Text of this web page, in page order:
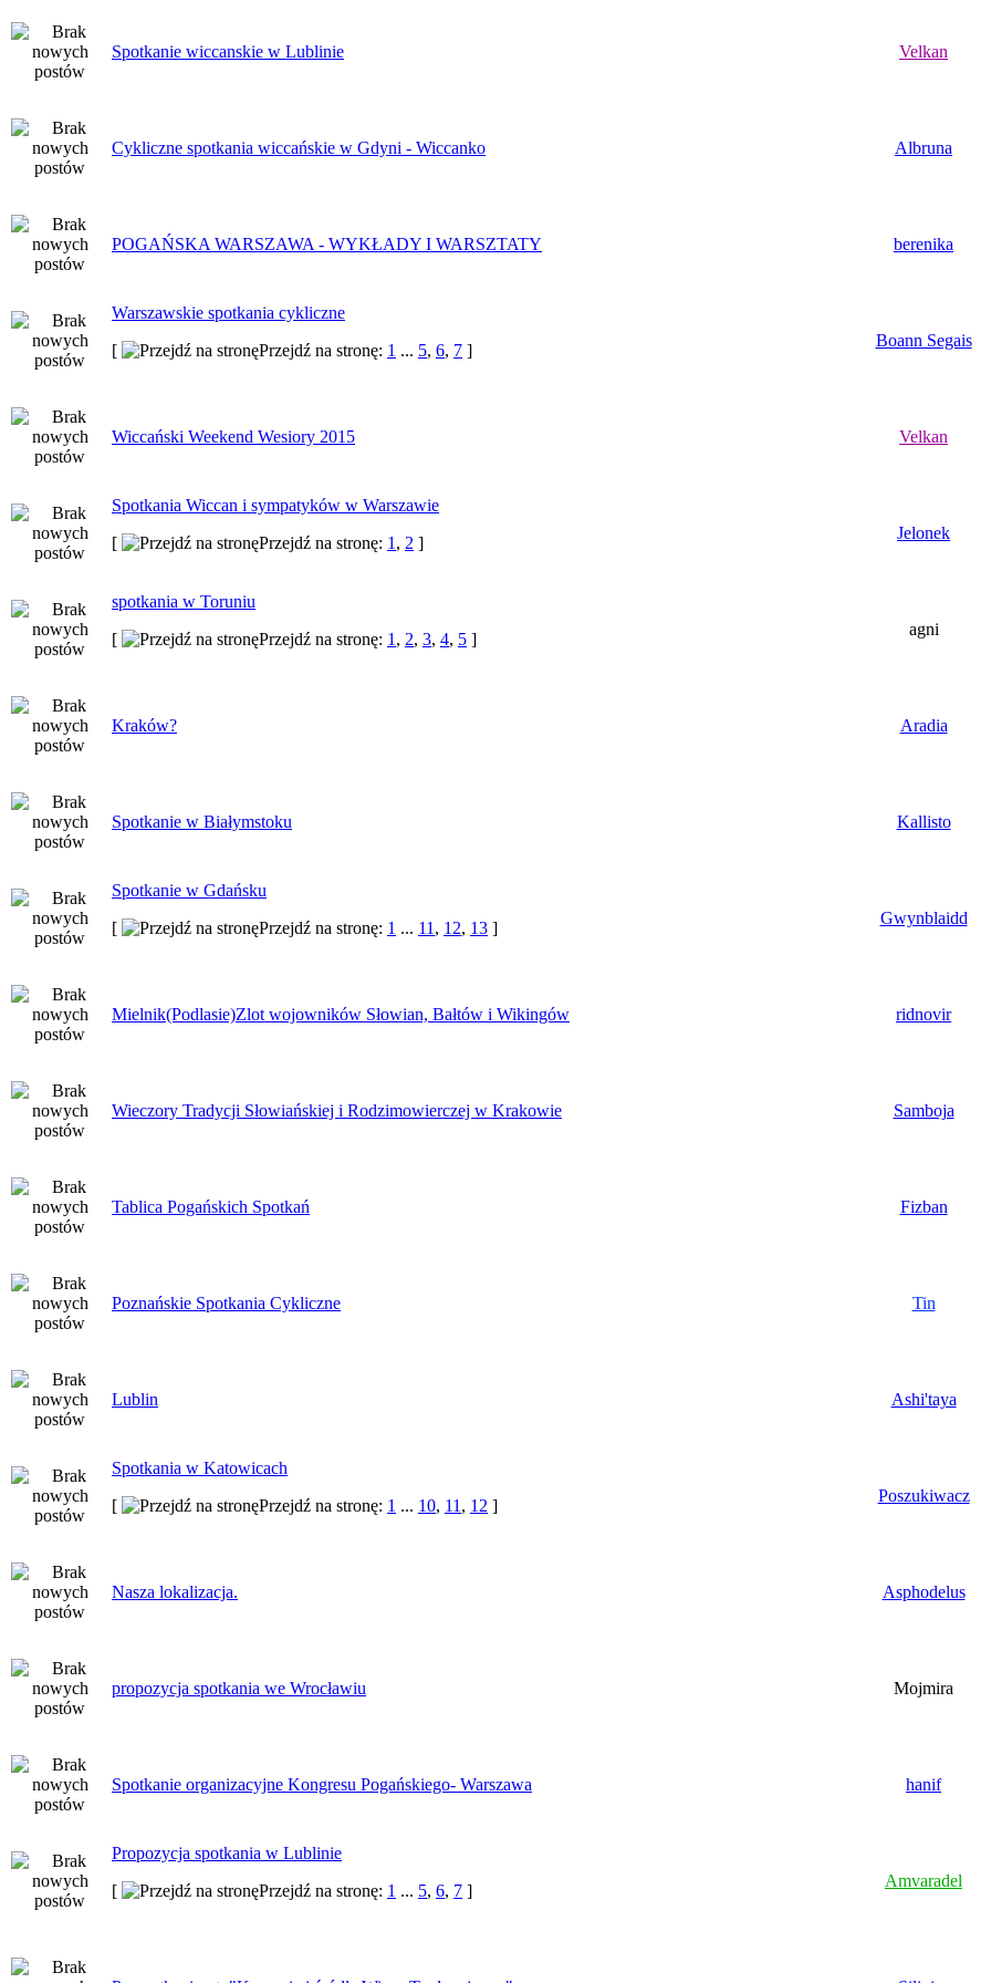
Spotkanie wiccanskie w Lublinie Velkan
Cykliczne spotkania wiccańskie w Gdyni - Wiccanko Albruna
POGAŃSKA WARSZAWA - WYKŁADY I WARSZTATY berenika
Warszawskie spotkania cykliczne
[
Przejdź na stronę: 1 ... 5, 6, 7 ]
Boann Segais
Wiccański Weekend Wesiory 2015 Velkan
Spotkania Wiccan i sympatyków w Warszawie
[
Przejdź na stronę: 1 , 2 ]
Jelonek
spotkania w Toruniu
[
Przejdź na stronę: 1 , 2, 3, 4, 5 ]
agni
Kraków? Aradia
Spotkanie w Białymstoku Kallisto
Spotkanie w Gdańsku
[
Przejdź na stronę: 1 ... 11 , 12, 13 ]
Gwynblaidd
Mielnik(Podlasie)Zlot wojowników Słowian, Bałtów i Wikingów ridnovir
Wieczory Tradycji Słowiańskiej i Rodzimowierczej w Krakowie Samboja
Tablica Pogańskich Spotkań Fizban
Poznańskie Spotkania Cykliczne Tin
Lublin Ashi'taya
Spotkania w Katowicach
[
Przejdź na stronę: 1 ... 10, 11 , 12 ]
Poszukiwacz
Nasza lokalizacja. Asphodelus
propozycja spotkania we Wrocławiu Mojmira
Spotkanie organizacyjne Kongresu Pogańskiego- Warszawa hanif
Propozycja spotkania w Lublinie
[
Przejdź na stronę: 1 ... 5, 6, 7 ]
Amvaradel